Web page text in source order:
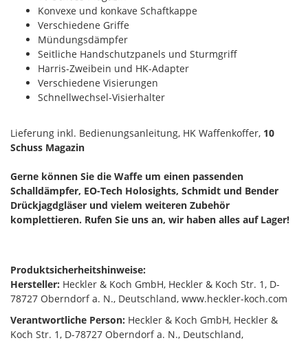
Konvexe und konkave Schaftkappe
Verschiedene Griffe
Mündungsdämpfer
Seitliche Handschutzpanels und Sturmgriff
Harris-Zweibein und HK-Adapter
Verschiedene Visierungen
Schnellwechsel-Visierhalter
Lieferung inkl. Bedienungsanleitung, HK Waffenkoffer, 10
Schuss Magazin
Gerne können Sie die Waffe um einen passenden
Schalldämpfer, EO-Tech Holosights, Schmidt und Bender
Drückjagdgläser und vielem weiteren Zubehör
komplettieren. Rufen Sie uns an, wir haben alles auf Lager!
Produktsicherheitshinweise:
Hersteller: Heckler & Koch GmbH, Heckler & Koch Str. 1, D-
78727 Oberndorf a. N., Deutschland, www.heckler-koch.com
Verantwortliche Person: Heckler & Koch GmbH, Heckler &
Koch Str. 1, D-78727 Oberndorf a. N., Deutschland,